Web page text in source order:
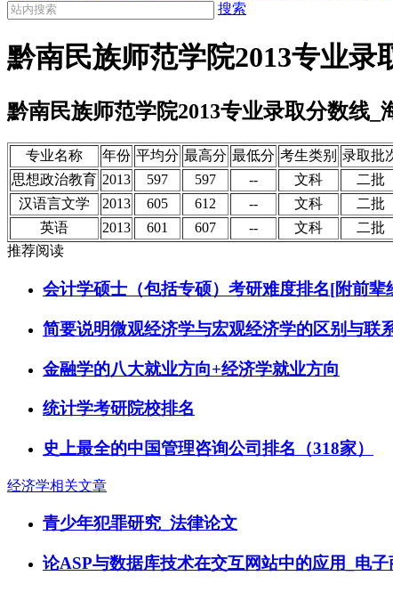
搜索
黔南民族师范学院2013专业
黔南民族师范学院2013专业录取分数线
专业名称 年份 平均分 最高分 最低分 考生类别 录取批
思想政治教育 2013 597 597 -- 文科
二批
汉语言文学
2013 605 612 -- 文科
二批
英语
2013 601 607 -- 文科
二批
推荐阅读
会计学硕士（包括专硕）考研难度排名[附前辈
简要说明微观经济学与宏观经济学的区别与联
金融学的八大就业方向+经济学就业方向
统计学考研院校排名
史上最全的中国管理咨询公司排名（318家）
经济学相关文章
青少年犯罪研究_法律论文
论ASP与数据库技术在交互网站中的应用_电